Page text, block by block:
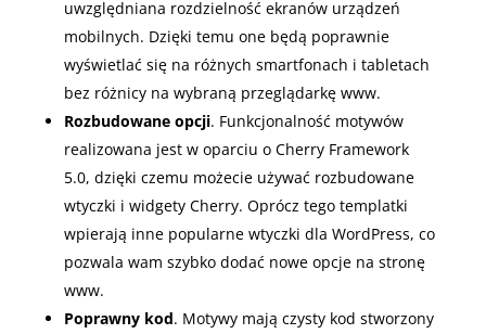
uwzględniana rozdzielność ekranów urządzeń
mobilnych. Dzięki temu one będą poprawnie
wyświetlać się na różnych smartfonach i tabletach
bez różnicy na wybraną przeglądarkę www.
Rozbudowane opcji. Funkcjonalność motywów
realizowana jest w oparciu o Cherry Framework
5.0, dzięki czemu możecie używać rozbudowane
wtyczki i widgety Cherry. Oprócz tego templatki
wpierają inne popularne wtyczki dla WordPress, co
pozwala wam szybko dodać nowe opcje na stronę
www.
Poprawny kod. Motywy mają czysty kod stworzony